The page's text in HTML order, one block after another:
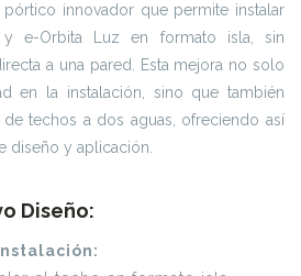
innovador que permite instalar
e-Orbita Luz en formato isla, sin
a una pared. Esta mejora no solo
en la instalación, sino que también
techos a dos aguas, ofreciendo así
diseño y aplicación.
Diseño: